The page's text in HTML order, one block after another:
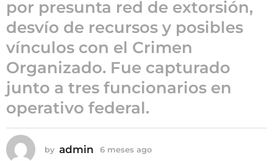
o
6
m
e
s
e
s
a
o
por presunta red de extorsión,
desvío de recursos y posibles
vínculos con el Crimen
Organizado. Fue capturado
junto a tres funcionarios en
operativo federal.
by admin 6 meses ago